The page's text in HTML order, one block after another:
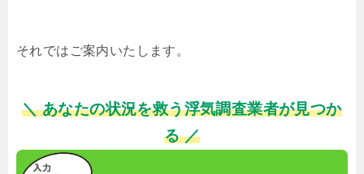
それではご案内いたします。
＼ あなたの状況を救う浮気調査業者が見つか
る ／